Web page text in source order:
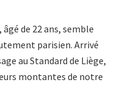
de 22 ans, semble
parisien. Arrivé
au Standard de Liège,
montantes de notre